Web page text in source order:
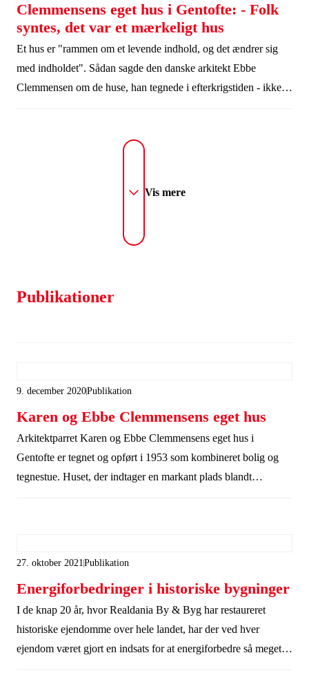
Clemmensens eget hus i Gentofte: - Folk
syntes, det var et mærkeligt hus
Et hus er "rammen om et levende indhold, og det ændrer sig
med indholdet". Sådan sagde den danske arkitekt Ebbe
Clemmensen om de huse, han tegnede i efterkrigstiden - ikke
Vis mere
Publikationer
9. december 2020Publikation
Karen og Ebbe Clemmensens eget hus
Arkitektparret Karen og Ebbe Clemmensens eget hus i
Gentofte er tegnet og opført i 1953 som kombineret bolig og
tegnestue. Huset, der indtager en markant plads blandt
27. oktober 2021Publikation
Energiforbedringer i historiske bygninger
I de knap 20 år, hvor Realdania By & Byg har restaureret
historiske ejendomme over hele landet, har der ved hver
ejendom været gjort en indsats for at energiforbedre så meget